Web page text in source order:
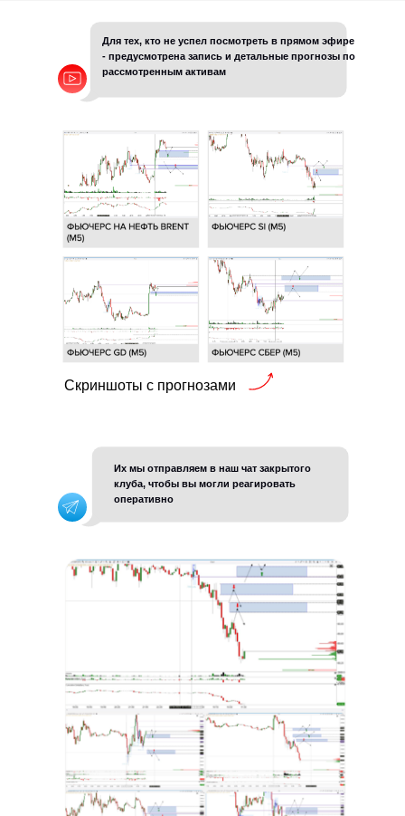
Для тех, кто не успел посмотреть в прямом эфире
- предусмотрена запись и детальные прогнозы по
рассмотренным активам
Скриншоты с прогнозами
Их мы отправляем в наш чат закрытого
клуба, чтобы вы могли реагировать
оперативно